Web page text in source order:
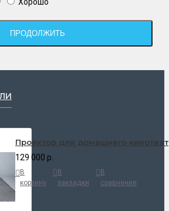
ПРОДОЛЖИТЬ
Проектор для домашнего
129 000 р.
В
корзину
В
закладки
В
сравнение